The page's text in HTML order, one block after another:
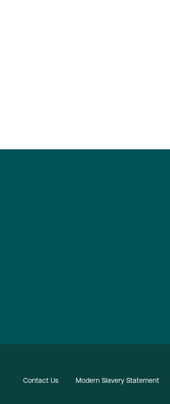
Contact Us Modern Slavery Statement